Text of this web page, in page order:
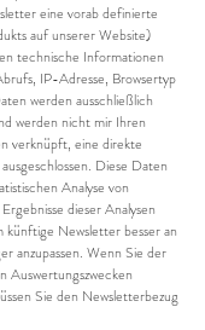
eine vorab definierte
auf unserer Website)
technische Informationen
IP-Adresse, Browsertyp
werden ausschließlich
werden nicht mir Ihren
verknüpft, eine direkte
Diese Daten
Analyse von
dieser Analysen
Newsletter besser an
anzupassen. Wenn Sie der
Auswertungszwecken
Sie den Newsletterbezug